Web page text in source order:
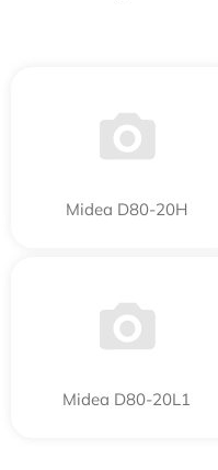
Midea D80-20Н
Midea D80-20L1